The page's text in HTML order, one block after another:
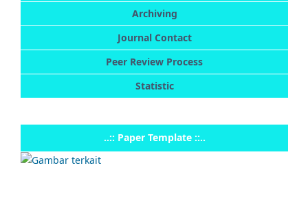
Archiving
Journal Contact
Peer Review Process
Statistic
..:: Paper Template ::..